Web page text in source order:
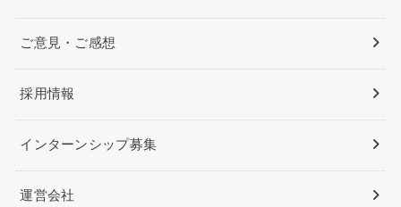
ご意見・ご感想
採用情報
インターンシップ募集
運営会社